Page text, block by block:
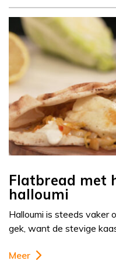
Flatbread met
halloumi
Halloumi is steeds vaker
gek, want de stevige
Meer